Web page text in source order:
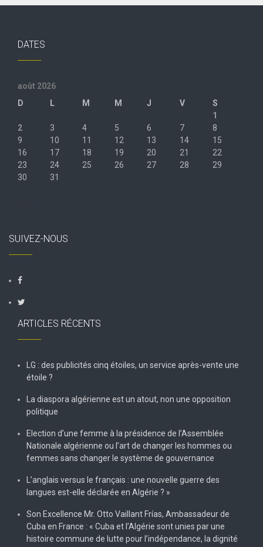
DATES
août 2026
D
L M M J V
S
1
2
3 4 5 6 7
8
9
10 11 12 13 14
15
16
17 18 19 20 21
22
23
24 25 26 27 28
29
30
31
SUIVEZ-NOUS
ARTICLES RÉCENTS
LG : des publicités cinq étoiles, un service après-vente une
étoile ?
La diaspora algérienne est un atout, non une opposition
politique
Election d’une femme à la présidence de l’Assemblée
Nationale algérienne ou l’art de changer les hommes ou
femmes sans changer le système de gouvernance
L’anglais versus le français : une nouvelle guerre des
langues est-elle déclarée en Algérie ? »
Son Excellence Mr. Otto Vaillant Frías, Ambassadeur de
Cuba en France : « Cuba et l’Algérie sont unies par une
histoire commune de lutte pour l’indépendance, la dignité